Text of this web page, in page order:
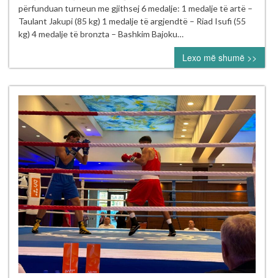
Ndërkombëtar
të
“Mustafa
Hajrulahović
–
Talijan”
me
gjashtë
medalje
përfunduan turneun me gjithsej 6 medalje: 1 medalje të artë –
Taulant Jakupi (85 kg) 1 medalje të argjendtë – Riad Isufi (55
kg) 4 medalje të bronzta – Bashkim Bajoku…
Lexo më shumë >>